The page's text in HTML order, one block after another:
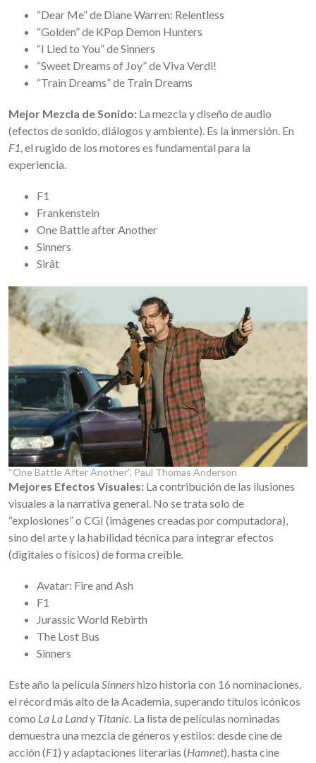
“Dear Me” de Diane Warren: Relentless
“Golden” de KPop Demon Hunters
“I Lied to You” de Sinners
“Sweet Dreams of Joy” de Viva Verdi!
“Train Dreams” de Train Dreams
Mejor Mezcla de Sonido: La mezcla y diseño de audio
(efectos de sonido, diálogos y ambiente). Es la inmersión. En
F1, el rugido de los motores es fundamental para la
experiencia.
F1
Frankenstein
One Battle after Another
Sinners
Sirât
“One Battle After Another”, Paul Thomas Anderson
Mejores Efectos Visuales: La contribución de las ilusiones
visuales a la narrativa general. No se trata solo de
“explosiones” o CGI (imágenes creadas por computadora),
sino del arte y la habilidad técnica para integrar efectos
(digitales o físicos) de forma creíble.
Avatar: Fire and Ash
F1
Jurassic World Rebirth
The Lost Bus
Sinners
Este año la película Sinnershizo historia con 16 nominaciones,
el récord más alto de la Academia, superando títulos icónicos
como La La Landy Titanic. La lista de películas nominadas
demuestra una mezcla de géneros y estilos: desde cine de
acción (F1) y adaptaciones literarias (Hamnet), hasta cine